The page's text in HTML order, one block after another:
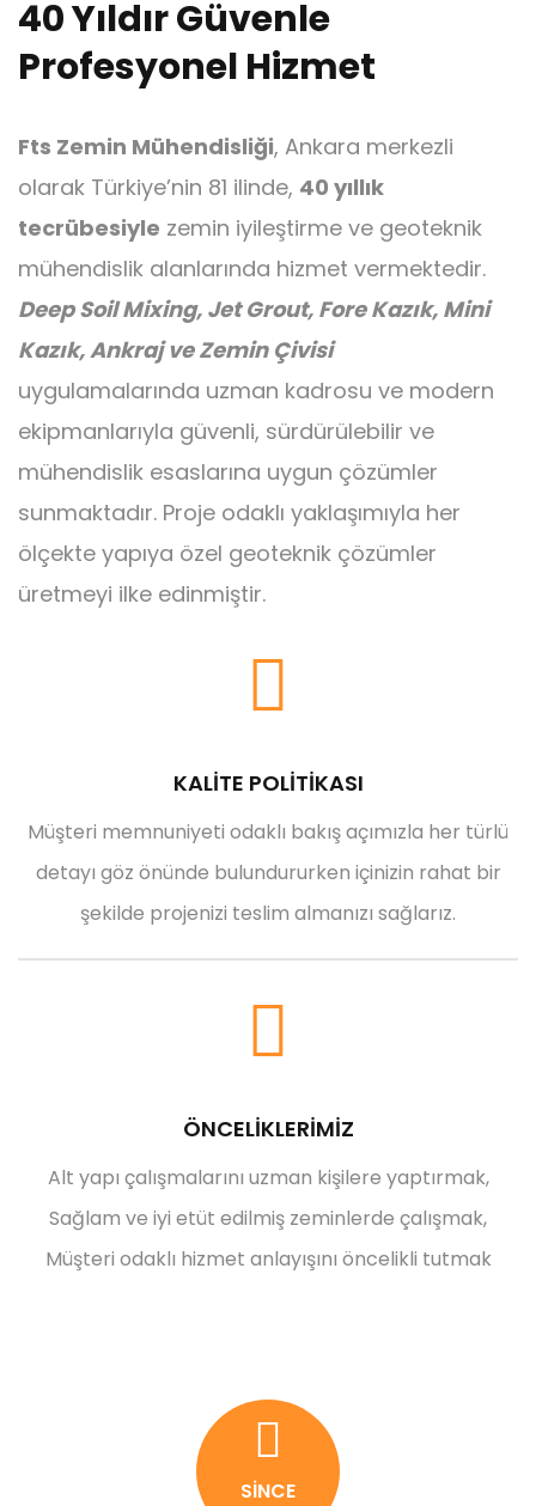
Ankraj
Mini Kazık
40 Yıldır Güvenle
Profesyonel Hizmet
Fts Zemin Mühendisliği, Ankara merkezli
olarak Türkiye’nin 81 ilinde, 40 yıllık
tecrübesiyle zemin iyileştirme ve geoteknik
mühendislik alanlarında hizmet vermektedir.
Deep Soil Mixing, Jet Grout, Fore Kazık, Mini
Kazık, Ankraj ve Zemin Çivisi
uygulamalarında uzman kadrosu ve modern
ekipmanlarıyla güvenli, sürdürülebilir ve
mühendislik esaslarına uygun çözümler
sunmaktadır. Proje odaklı yaklaşımıyla her
ölçekte yapıya özel geoteknik çözümler
üretmeyi ilke edinmiştir.
KALİTE POLİTİKASI
Müşteri memnuniyeti odaklı bakış açımızla her türlü
detayı göz önünde bulundururken içinizin rahat bir
şekilde projenizi teslim almanızı sağlarız.
ÖNCELİKLERİMİZ
Alt yapı çalışmalarını uzman kişilere yaptırmak,
Sağlam ve iyi etüt edilmiş zeminlerde çalışmak,
Müşteri odaklı hizmet anlayışını öncelikli tutmak
SİNCE